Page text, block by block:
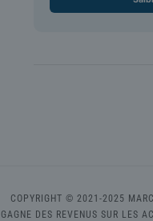
COPYRIGHT © 2021-2025
GAGNE DES REVENUS SUR LES